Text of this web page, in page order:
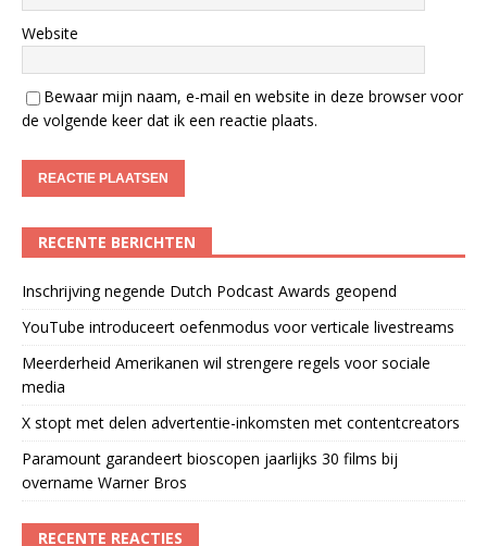
Website
Bewaar mijn naam, e-mail en website in deze browser voor
de volgende keer dat ik een reactie plaats.
RECENTE BERICHTEN
Inschrijving negende Dutch Podcast Awards geopend
YouTube introduceert oefenmodus voor verticale livestreams
Meerderheid Amerikanen wil strengere regels voor sociale
media
X stopt met delen advertentie-inkomsten met contentcreators
Paramount garandeert bioscopen jaarlijks 30 films bij
overname Warner Bros
RECENTE REACTIES